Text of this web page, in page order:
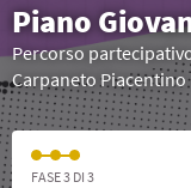
Piano
Percorso
Carpaneto Piacentino
FASE 3 DI 3